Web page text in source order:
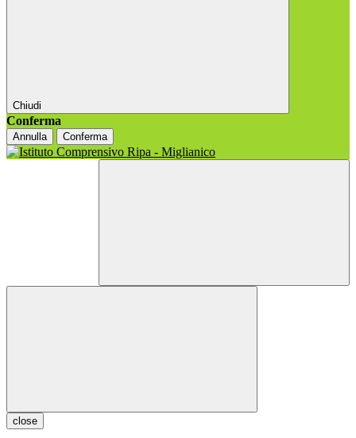
Chiudi
Conferma
Annulla Conferma
close